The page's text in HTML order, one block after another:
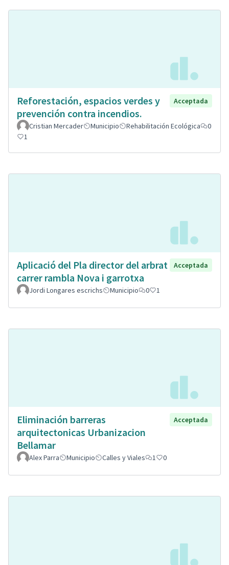
Reforestación, espacios verdes y
prevención contra incendios.
Acceptada
Cristian Mercader Municipio Rehabilitación Ecológica
0
1
Aplicació del Pla director del arbrat
carrer rambla Nova i garrotxa
Acceptada
Jordi Longares escrichs Municipio 0 1
Eliminación barreras
arquitectonicas Urbanizacion
Bellamar
Acceptada
Alex Parra Municipio Calles y Viales 1 0